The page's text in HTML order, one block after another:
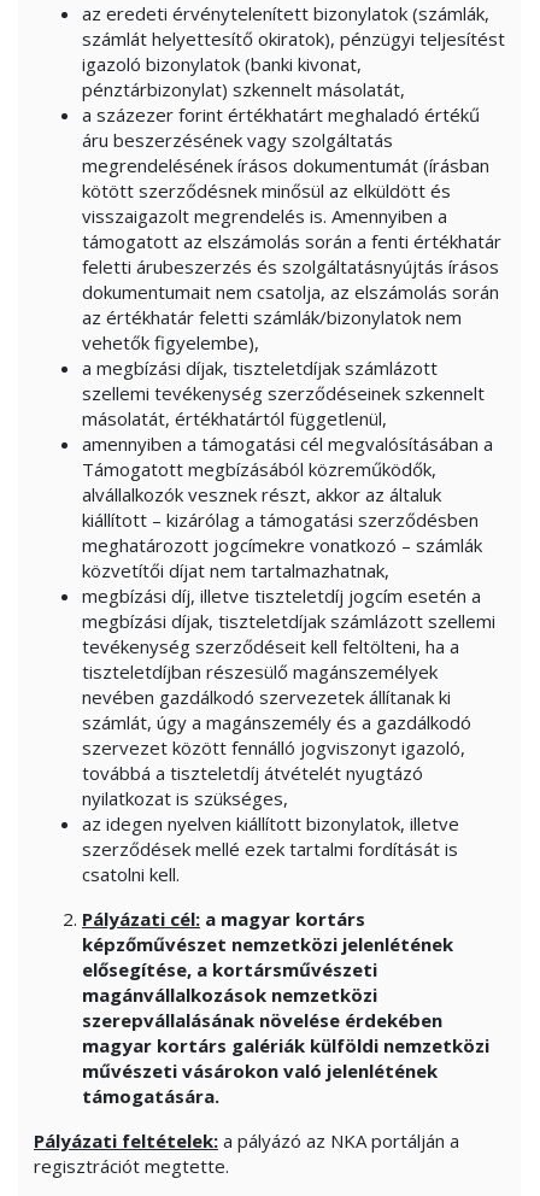
az eredeti érvénytelenített bizonylatok (számlák,
számlát helyettesítő okiratok), pénzügyi teljesítést
igazoló bizonylatok (banki kivonat,
pénztárbizonylat) szkennelt másolatát,
a százezer forint értékhatárt meghaladó értékű
áru beszerzésének vagy szolgáltatás
megrendelésének írásos dokumentumát (írásban
kötött szerződésnek minősül az elküldött és
visszaigazolt megrendelés is. Amennyiben a
támogatott az elszámolás során a fenti értékhatár
feletti árubeszerzés és szolgáltatásnyújtás írásos
dokumentumait nem csatolja, az elszámolás során
az értékhatár feletti számlák/bizonylatok nem
vehetők figyelembe),
a megbízási díjak, tiszteletdíjak számlázott
szellemi tevékenység szerződéseinek szkennelt
másolatát, értékhatártól függetlenül,
amennyiben a támogatási cél megvalósításában a
Támogatott megbízásából közreműködők,
alvállalkozók vesznek részt, akkor az általuk
kiállított – kizárólag a támogatási szerződésben
meghatározott jogcímekre vonatkozó – számlák
közvetítői díjat nem tartalmazhatnak,
megbízási díj, illetve tiszteletdíj jogcím esetén a
megbízási díjak, tiszteletdíjak számlázott szellemi
tevékenység szerződéseit kell feltölteni, ha a
tiszteletdíjban részesülő magánszemélyek
nevében gazdálkodó szervezetek állítanak ki
számlát, úgy a magánszemély és a gazdálkodó
szervezet között fennálló jogviszonyt igazoló,
továbbá a tiszteletdíj átvételét nyugtázó
nyilatkozat is szükséges,
az idegen nyelven kiállított bizonylatok, illetve
szerződések mellé ezek tartalmi fordítását is
csatolni kell.
Pályázati cél: a magyar kortárs
képzőművészet nemzetközi jelenlétének
elősegítése, a kortársművészeti
magánvállalkozások nemzetközi
szerepvállalásának növelése érdekében
magyar kortárs galériák külföldi nemzetközi
művészeti vásárokon való jelenlétének
támogatására.
Pályázati feltételek: a pályázó az NKA portálján a
regisztrációt megtette.